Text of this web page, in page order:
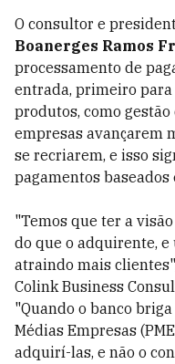
O consultor e
Boanerges Ramos
processamento de
entrada, primeiro
produtos, como
empresas avançarem
se recriarem, e isso
pagamentos baseados
"Temos que ter a
do que o adquirente,
atraindo mais
Colink Business
"Quando o banco
Médias Empresas
adquirí-las, e não o